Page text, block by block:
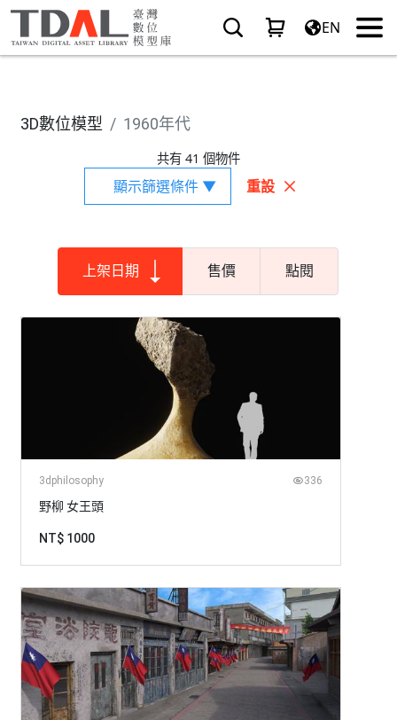
EN
3D數位模型 1960年代
共有 41 個物件
顯示篩選條件 ▼ 重設
上架日期 售價 點閱
3dphilosophy 336
野柳 女王頭
NT$ 1000